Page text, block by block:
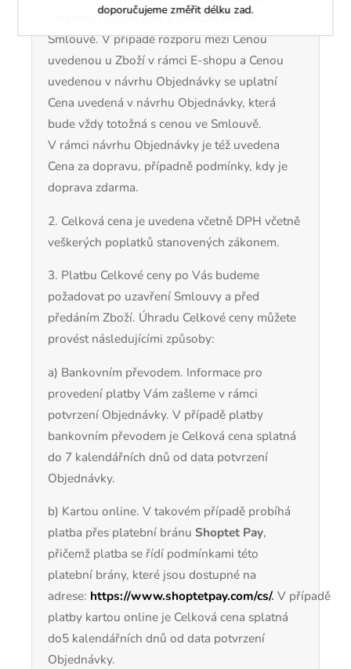
doporučujeme změřit délku zad.
v návrhu Objednávky a samozřejmě ve
Smlouvě. V případě rozporu mezi Cenou
uvedenou u Zboží v rámci E-shopu a Cenou
uvedenou v návrhu Objednávky se uplatní
Cena uvedená v návrhu Objednávky, která
bude vždy totožná s cenou ve Smlouvě.
V rámci návrhu Objednávky je též uvedena
Cena za dopravu, případně podmínky, kdy je
doprava zdarma.
2. Celková cena je uvedena včetně DPH včetně
veškerých poplatků stanovených zákonem.
3. Platbu Celkové ceny po Vás budeme
požadovat po uzavření Smlouvy a před
předáním Zboží. Úhradu Celkové ceny můžete
provést následujícími způsoby:
a) Bankovním převodem. Informace pro
provedení platby Vám zašleme v rámci
potvrzení Objednávky. V případě platby
bankovním převodem je Celková cena splatná
do 7 kalendářních dnů od data potvrzení
Objednávky.
b) Kartou online. V takovém případě probíhá
platba přes platební bránu Shoptet Pay,
přičemž platba se řídí podmínkami této
platební brány, které jsou dostupné na
adrese: https://www.shoptetpay.com/cs/. V případě
platby kartou online je Celková cena splatná
do5 kalendářních dnů od data potvrzení
Objednávky.